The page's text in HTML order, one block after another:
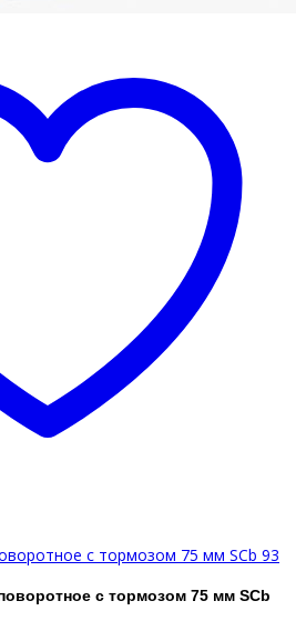
c тормозом 75 мм SCb 93
c тормозом 75 мм SCb